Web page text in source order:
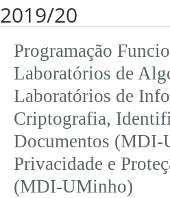
2019/20
Programação
Laboratórios de
Laboratórios de
Criptografia,
Documentos
Privacidade e
(MDI-UMinho)